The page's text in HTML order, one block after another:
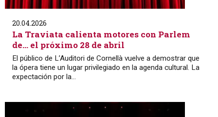
20.04.2026
La Traviata calienta motores con Parlem
de… el próximo 28 de abril
El público de L’Auditori de Cornellà vuelve a demostrar que
la ópera tiene un lugar privilegiado en la agenda cultural. La
expectación por la...